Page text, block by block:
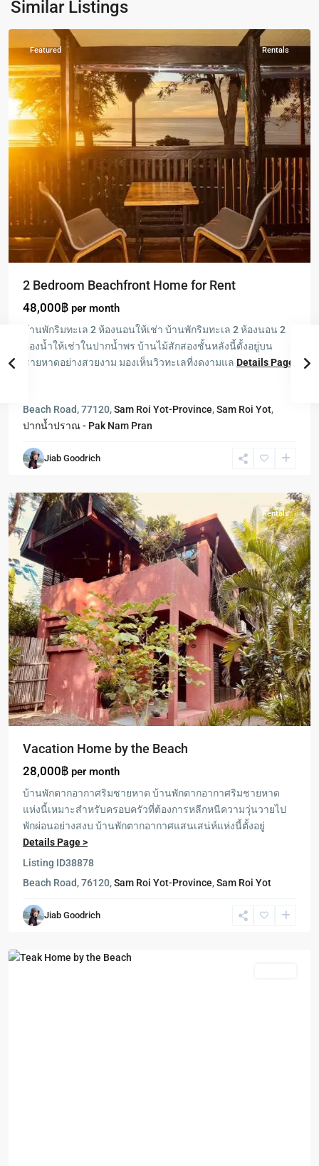
Similar Listings
Pran
Featured Rentals
2 Bedroom Beachfront Home for Rent
48,000฿ per month
บ้านพักริมทะเล 2 ห้องนอนให้เช่า บ้านพักริมทะเล 2 ห้องนอน 2
ห้องน้ำให้เช่าในปากน้ำพร บ้านไม้สักสองชั้นหลังนี้ตั้งอยู่บน
ชายหาดอย่างสวยงาม มองเห็นวิวทะเลที่งดงามแล Details Page
Beach Road, 77120,Sam Roi Yot-Province,Sam Roi Yot,
ปากน้ำปราณ - Pak Nam Pran
Jiab Goodrich
Sam
Roi
Rentals
Vacation Home by the Beach
28,000฿ per month
บ้านพักตากอากาศริมชายหาด บ้านพักตากอากาศริมชายหาด
แห่งนี้เหมาะสำหรับครอบครัวที่ต้องการหลีกหนีความวุ่นวายไป
พักผ่อนอย่างสงบ บ้านพักตากอากาศแสนเสน่ห์แห่งนี้ตั้งอยู่
Details Page >
Listing ID38878
Beach Road, 76120,Sam Roi Yot-Province,Sam Roi Yot
Jiab Goodrich
Sam
Roi